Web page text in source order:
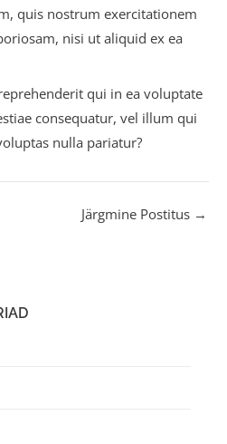
quis nostrum exercitationem
nisi ut aliquid ex ea
qui in ea voluptate
consequatur, vel illum qui
nulla pariatur?
Järgmine Postitus →